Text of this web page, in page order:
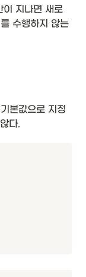
이 지나면 새로
수행하지 않는
본값으로 지정
다.